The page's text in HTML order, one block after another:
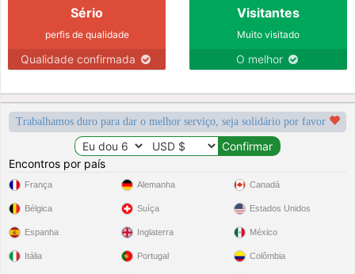
Sério
perfis de qualidade
Qualidade confirmada
Visitantes
Muito visitado
O melhor
Trabalhamos duro para dar o melhor serviço, seja solidário por favor
Encontros por país
França
Bélgica
Espanha
Itália
Alemanha
Suíça
Inglaterra
Portugal
Canadá
Estados Unidos
México
Colômbia